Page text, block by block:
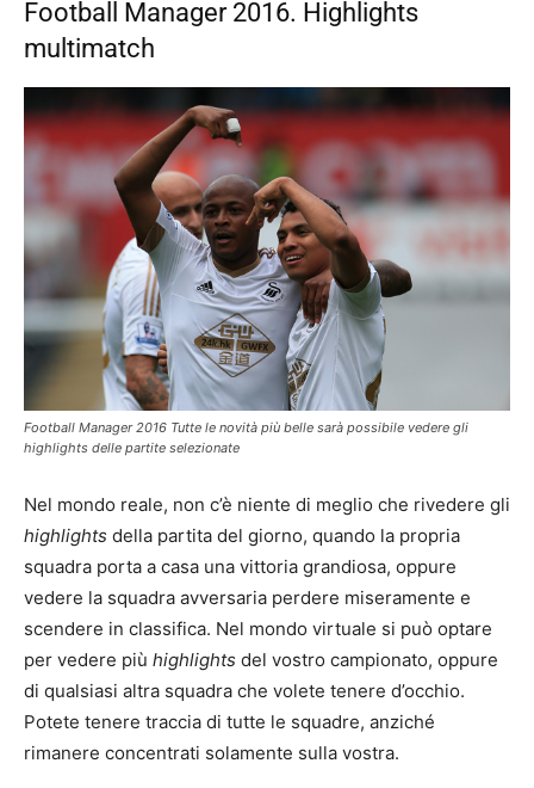
Football Manager 2016. Highlights
multimatch
Football Manager 2016 Tutte le novità più belle sarà possibile vedere gli
highlights delle partite selezionate
Nel mondo reale, non c’è niente di meglio che rivedere gli
highlights della partita del giorno, quando la propria
squadra porta a casa una vittoria grandiosa, oppure
vedere la squadra avversaria perdere miseramente e
scendere in classifica. Nel mondo virtuale si può optare
per vedere più highlights del vostro campionato, oppure
di qualsiasi altra squadra che volete tenere d’occhio.
Potete tenere traccia di tutte le squadre, anziché
rimanere concentrati solamente sulla vostra.